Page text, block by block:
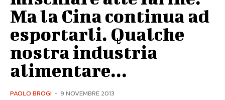
Ma la Cina continua ad
esportarli. Qualche
nostra industria
alimentare...
PAOLO BROGI - 9 NOVEMBRE 2013